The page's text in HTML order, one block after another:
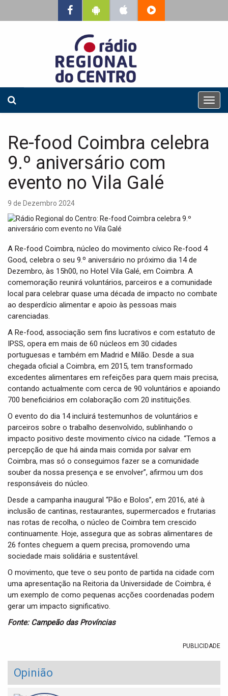
T
o
Re-food Coimbra celebra
9.º aniversário com
evento no Vila Galé
9 de Dezembro 2024
A Re-food Coimbra, núcleo do movimento cívico Re-food 4
Good, celebra o seu 9.º aniversário no próximo dia 14 de
Dezembro, às 15h00, no Hotel Vila Galé, em Coimbra. A
comemoração reunirá voluntários, parceiros e a comunidade
local para celebrar quase uma década de impacto no combate
ao desperdício alimentar e apoio às pessoas mais
carenciadas.
A Re-food, associação sem fins lucrativos e com estatuto de
IPSS, opera em mais de 60 núcleos em 30 cidades
portuguesas e também em Madrid e Milão. Desde a sua
chegada oficial a Coimbra, em 2015, tem transformado
excedentes alimentares em refeições para quem mais precisa,
contando actualmente com cerca de 90 voluntários e apoiando
700 beneficiários em colaboração com 20 instituições.
O evento do dia 14 incluirá testemunhos de voluntários e
parceiros sobre o trabalho desenvolvido, sublinhando o
impacto positivo deste movimento cívico na cidade. “Temos a
percepção de que há ainda mais comida por salvar em
Coimbra, mas só o conseguimos fazer se a comunidade
souber da nossa presença e se envolver”, afirmou um dos
responsáveis do núcleo.
Desde a campanha inaugural “Pão e Bolos”, em 2016, até à
inclusão de cantinas, restaurantes, supermercados e frutarias
nas rotas de recolha, o núcleo de Coimbra tem crescido
continuamente. Hoje, assegura que as sobras alimentares de
26 fontes cheguem a quem precisa, promovendo uma
sociedade mais solidária e sustentável.
O movimento, que teve o seu ponto de partida na cidade com
uma apresentação na Reitoria da Universidade de Coimbra, é
um exemplo de como pequenas acções coordenadas podem
gerar um impacto significativo.
Fonte: Campeão das Províncias
PUBLICIDADE
Opinião